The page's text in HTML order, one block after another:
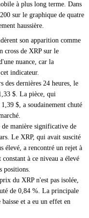
à plus long terme. Dans
sur le graphique de quatre
haussière.
son apparition comme
cross de XRP sur le
nuance, car la
indicateur.
des dernières 24 heures, le
$. La pièce, qui
$, a soudainement chuté
de manière significative de
Le XRP, qui avait suscité
élevé, a rencontré un rejet à
à ce niveau a élevé
positions.
du XRP n'est pas isolée,
de 0,84 %. La principale
et a eu un effet en